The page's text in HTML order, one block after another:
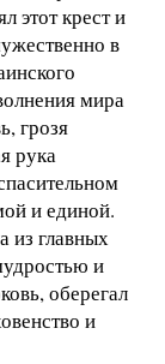
этот крест и
в
мира
грозя
рука
и единой.
из главных
и
оберегал
и